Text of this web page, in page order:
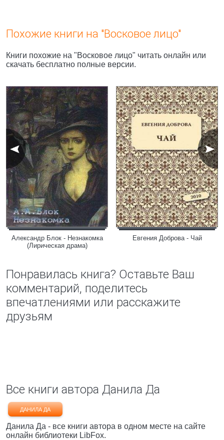
Похожие книги на "Восковое лицо"
Книги похожие на "Восковое лицо" читать онлайн или
скачать бесплатно полные версии.
Александр Блок - Незнакомка
(Лирическая драма)
Евгения Доброва - Чай
Понравилась книга? Оставьте Ваш
комментарий, поделитесь
впечатлениями или расскажите
друзьям
Все книги автора Данила Да
ДАНИЛА ДА
Данила Да - все книги автора в одном месте на сайте
онлайн библиотеки LibFox.